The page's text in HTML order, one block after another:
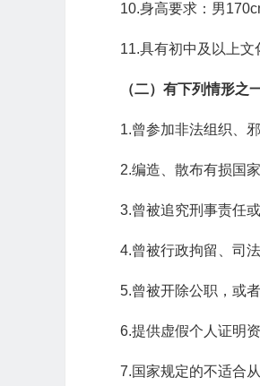
10.身高要求：男
11.具有初中及以上文
（二）有下列情形之
1.曾参加非法组织、
2.编造、散布有损国
3.曾被追究刑事责任
4.曾被行政拘留、司
5.曾被开除公职，或
6.提供虚假个人证明
7.国家规定的不适合